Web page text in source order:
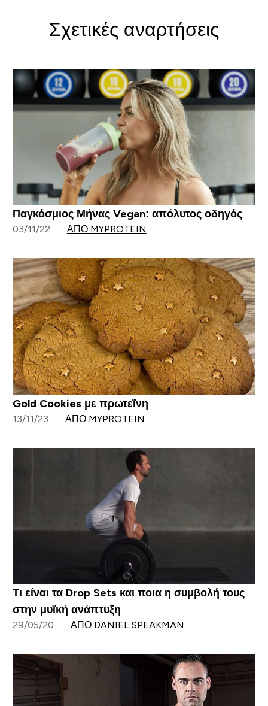
Σχετικές αναρτήσεις
Παγκόσμιος Μήνας Vegan: απόλυτος οδηγός
03/11/22 ΑΠΌ MYPROTEIN
Gold Cookies με πρωτεΐνη
13/11/23 ΑΠΌ MYPROTEIN
Τι είναι τα Drop Sets και ποια η συμβολή τους
στην μυϊκή ανάπτυξη
29/05/20 ΑΠΌ DANIEL SPEAKMAN